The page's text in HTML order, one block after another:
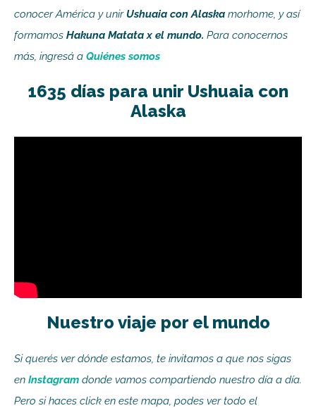
conocer América y unir Ushuaia con Alaska morhome, y así
formamos Hakuna Matata x el mundo. Para conocernos
más, ingresá a Quiénes somos
1635 días para unir Ushuaia con
Alaska
Nuestro viaje por el mundo
Si querés ver dónde estamos, te invitamos a que nos sigas
en Instagram donde vamos compartiendo nuestro día a día.
Pero si haces click en este mapa, podes ver todo el